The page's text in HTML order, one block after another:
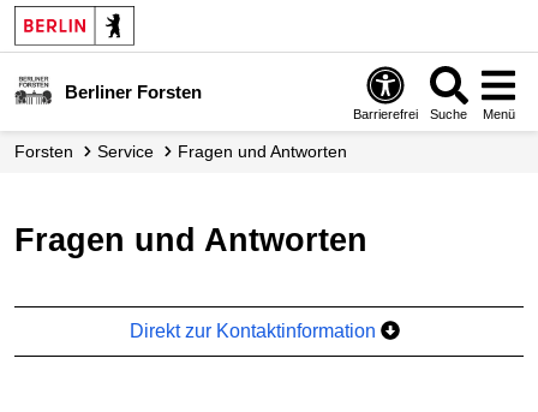
Berliner Forsten
Barrierefrei Suche Menü
Forsten Service Fragen und Antworten
Fragen und Antworten
Direkt zur Kontaktinformation